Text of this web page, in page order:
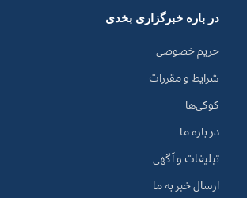
در باره خبرگزاری بخدی
حریم خصوصی
شرایط و مقررات
کوکی‌ها
در باره ما
تبلیغات و آگهی
ارسال خبر به ما